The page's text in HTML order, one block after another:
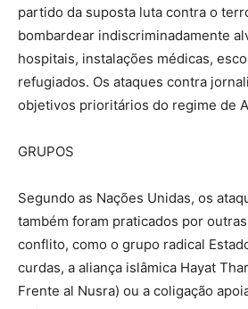
partido da suposta luta contra o
bombardear indiscriminadamente
hospitais, instalações médicas,
refugiados. Os ataques contra
objetivos prioritários do regime de
GRUPOS
Segundo as Nações Unidas, os
também foram praticados por
conflito, como o grupo radical
curdas, a aliança islâmica Hayat
Frente al Nusra) ou a coligação